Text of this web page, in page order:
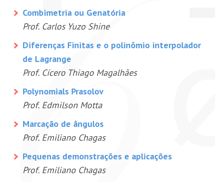
Combimetria ou Genatória
Prof. Carlos Yuzo Shine
Diferenças Finitas e o polinômio interpolador
de Lagrange
Prof. Cícero Thiago Magalhães
Polynomials Prasolov
Prof. Edmilson Motta
Marcação de ângulos
Prof. Emiliano Chagas
Pequenas demonstrações e aplicações
Prof. Emiliano Chagas